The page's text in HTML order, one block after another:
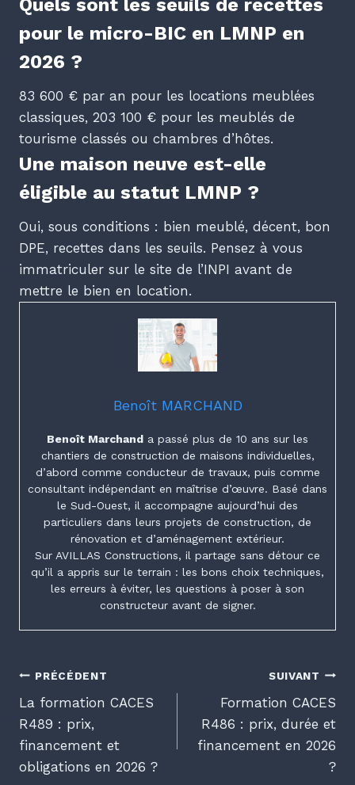
Quels sont les seuils de recettes
pour le micro-BIC en LMNP en
2026 ?
83 600 € par an pour les locations meublées
classiques, 203 100 € pour les meublés de
tourisme classés ou chambres d’hôtes.
Une maison neuve est-elle
éligible au statut LMNP ?
Oui, sous conditions : bien meublé, décent, bon
DPE, recettes dans les seuils. Pensez à vous
immatriculer sur le site de l’INPI avant de
mettre le bien en location.
Benoît MARCHAND
Benoît Marchand a passé plus de 10 ans sur les
chantiers de construction de maisons individuelles,
d’abord comme conducteur de travaux, puis comme
consultant indépendant en maîtrise d’œuvre. Basé dans
le Sud-Ouest, il accompagne aujourd’hui des
particuliers dans leurs projets de construction, de
rénovation et d’aménagement extérieur.
Sur AVILLAS Constructions, il partage sans détour ce
qu’il a appris sur le terrain : les bons choix techniques,
les erreurs à éviter, les questions à poser à son
constructeur avant de signer.
Navigation
de
l’article
PRÉCÉDENT
La formation CACES
R489 : prix,
financement et
obligations en 2026 ?
SUIVANT
Formation CACES
R486 : prix, durée et
financement en 2026
?